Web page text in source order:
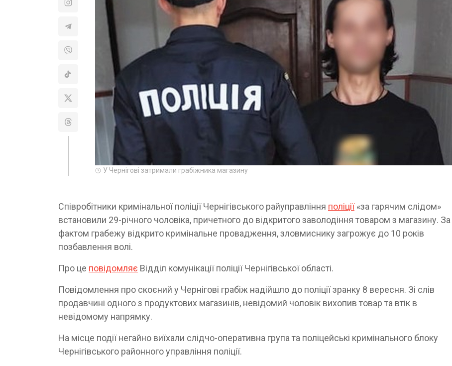
У Чернігові затримали грабіжника магазину
Співробітники кримінальної поліції Чернігівського райуправління поліції«за гарячим слідом»
встановили 29-річного чоловіка, причетного до відкритого заволодіння товаром з магазину. За
фактом грабежу відкрито кримінальне провадження, зловмиснику загрожує до 10 років
позбавлення волі.
Про це повідомляє Відділ комунікації поліції Чернігівської області.
Повідомлення про скоєний у Чернігові грабіж надійшло до поліції зранку 8 вересня. Зі слів
продавчині одного з продуктових магазинів, невідомий чоловік вихопив товар та втік в
невідомому напрямку.
На місце події негайно виїхали слідчо-оперативна група та поліцейські кримінального блоку
Чернігівського районного управління поліції.